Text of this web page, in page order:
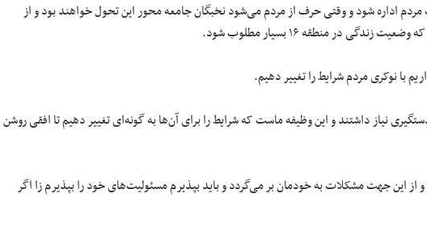
اداره شود و وقتی حرف از مردم می‌شود نخبگان جامعه محور این تحول خواهند بود و از
با نوکری مردم شرایط را تغییر دهیم.
نیاز داشتند و این وظیفه ماست که شرایط را برای آن‌ها به گونه‌ای تغییر دهیم تا افقی روشن
از این جهت مشکلات به خودمان بر می‌گردد و باید بپذیرم مسئولیت‌های خود را بپذیرم زا اگر